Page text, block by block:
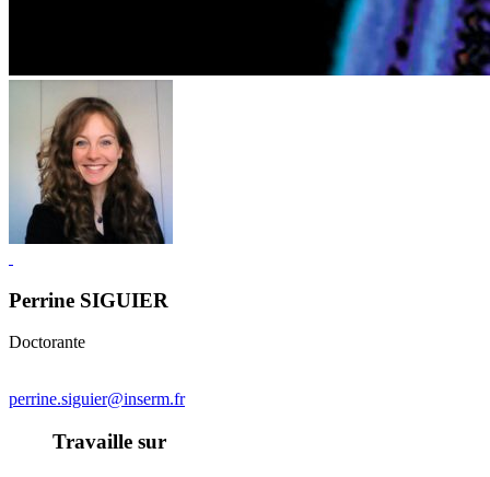
Perrine SIGUIER
Doctorante
perrine.siguier@inserm.fr
Travaille sur